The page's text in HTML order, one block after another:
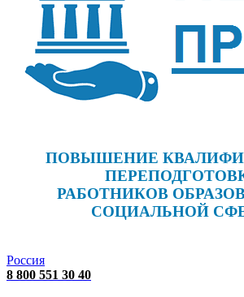
ПОВЫШЕНИЕ
РАБОТНИКОВ
СОЦИАЛЬНОЙ
Россия
8 800 551 30 40